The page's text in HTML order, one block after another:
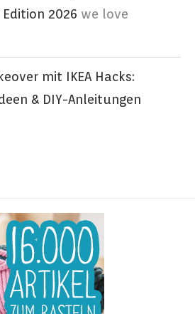
2026 we love
mit IKEA Hacks:
& DIY-Anleitungen